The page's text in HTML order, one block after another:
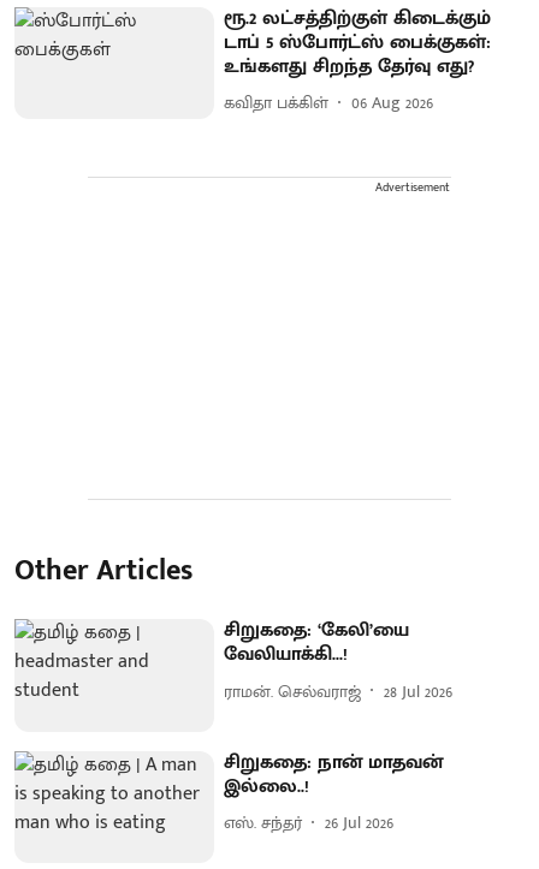
ரூ.2 லட்சத்திற்குள் கிடைக்கும்
டாப் 5 ஸ்போர்ட்ஸ் பைக்குகள்:
உங்களது சிறந்த தேர்வு எது?
கவிதா பக்கிள் 06 Aug 2026
Advertisement
Other Articles
சிறுகதை: ‘கேலி’யை
வேலியாக்கி...!
ராமன். செல்வராஜ் 28 Jul 2026
சிறுகதை: நான் மாதவன்
இல்லை..!
எஸ். சந்தர் 26 Jul 2026